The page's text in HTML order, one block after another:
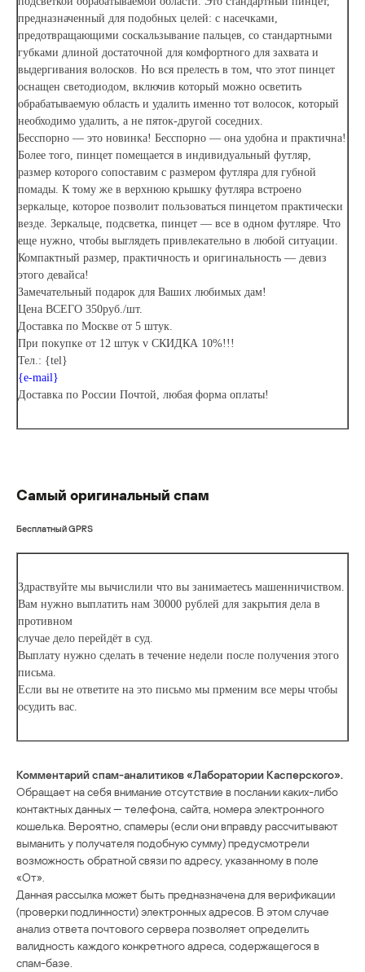
предназначенный для подобных целей: с насечками,
предотвращающими соскальзывание пальцев, со стандартными
губками длиной достаточной для комфортного для захвата и
выдергивания волосков. Но вся прелесть в том, что этот пинцет
оснащен светодиодом, включив который можно осветить
обрабатываемую область и удалить именно тот волосок, который
необходимо удалить, а не пяток-другой соседних.
Бесспорно — это новинка! Бесспорно — она удобна и практична!
Более того, пинцет помещается в индивидуальный футляр,
размер которого сопоставим с размером футляра для губной
помады. К тому же в верхнюю крышку футляра встроено
зеркальце, которое позволит пользоваться пинцетом практически
везде. Зеркальце, подсветка, пинцет — все в одном футляре. Что
еще нужно, чтобы выглядеть привлекательно в любой ситуации.
Компактный размер, практичность и оригинальность — девиз
этого девайса!
Замечательный подарок для Ваших любимых дам!
Цена ВСЕГО 350руб./шт.
Доставка по Москве от 5 штук.
При покупке от 12 штук v СКИДКА 10%!!!
Тел.: {tel}
{e-mail}
Доставка по России Почтой, любая форма оплаты!
Самый оригинальный спам
Бесплатный GPRS
Здраствуйте мы вычислили что вы занимаетесь машенничиством.
Вам нужно выплатить нам 30000 рублей для закрытия дела в
противном
случае дело перейдёт в суд.
Выплату нужно сделать в течение недели после получения этого
письма.
Если вы не ответите на это письмо мы прменим все меры чтобы
осудить вас.
Комментарий спам-аналитиков «Лаборатории Касперского».
Обращает на себя внимание отсутствие в послании каких-либо
контактных данных — телефона, сайта, номера электронного
кошелька. Вероятно, спамеры (если они вправду рассчитывают
выманить у получателя подобную сумму) предусмотрели
возможность обратной связи по адресу, указанному в поле
«От».
Данная рассылка может быть предназначена для верификации
(проверки подлинности) электронных адресов. В этом случае
анализ ответа почтового сервера позволяет определить
валидность каждого конкретного адреса, содержащегося в
спам-базе.